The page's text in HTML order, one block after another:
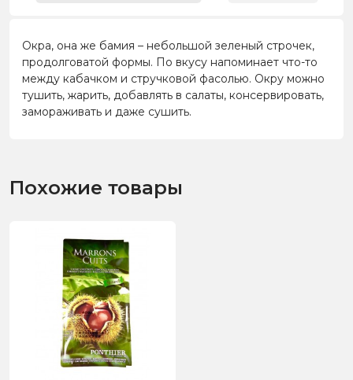
Окра, она же бамия – небольшой зеленый строчек,
продолговатой формы. По вкусу напоминает что-то
между кабачком и стручковой фасолью. Окру можно
тушить, жарить, добавлять в салаты, консервировать,
замораживать и даже сушить.
Похожие товары